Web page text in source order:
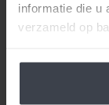
informatie die u
verzameld op